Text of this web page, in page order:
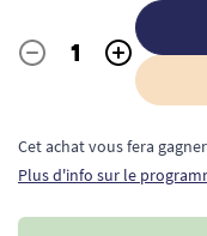
Quantité
- +
Cet achat vous fera
Plus d'info sur le